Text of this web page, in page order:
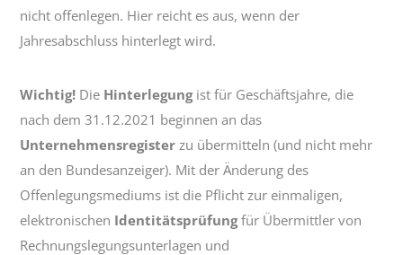
nicht offenlegen. Hier reicht es aus, wenn der
Jahresabschluss hinterlegt wird.
Wichtig! Die Hinterlegungist für Geschäftsjahre, die
nach dem 31.12.2021 beginnen an das
Unternehmensregister zu übermitteln (und nicht mehr
an den Bundesanzeiger). Mit der Änderung des
Offenlegungsmediums ist die Pflicht zur einmaligen,
elektronischen Identitätsprüfungfür Übermittler von
Rechnungslegungsunterlagen und